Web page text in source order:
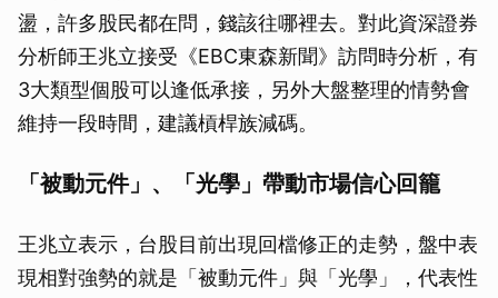
盪，許多股民都在問，錢該往哪裡去。對此資深證券
分析師王兆立接受《EBC東森新聞》訪問時分析，有
3大類型個股可以逢低承接，另外大盤整理的情勢會
維持一段時間，建議槓桿族減碼。
「被動元件」、「光學」帶動市場信心回籠
王兆立表示，台股目前出現回檔修正的走勢，盤中表
現相對強勢的就是「被動元件」與「光學」，代表性